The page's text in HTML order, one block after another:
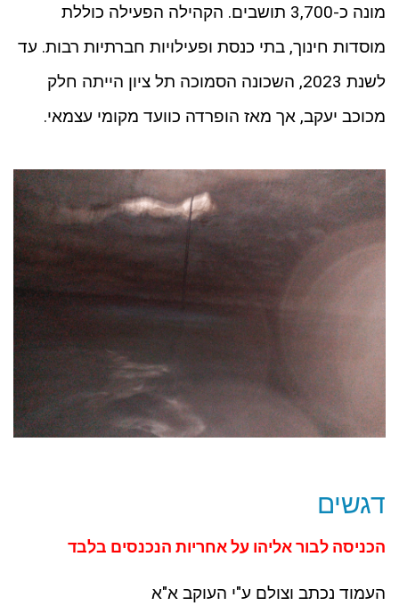
מונה כ-3,700 תושבים. הקהילה הפעילה כוללת
מוסדות חינוך, בתי כנסת ופעילויות חברתיות רבות. עד
לשנת 2023, השכונה הסמוכה תל ציון הייתה חלק
מכוכב יעקב, אך מאז הופרדה כוועד מקומי עצמאי.
דגשים
הכניסה לבור אליהו על אחריות הנכנסים בלבד
העמוד נכתב וצולם ע"י העוקב א"א